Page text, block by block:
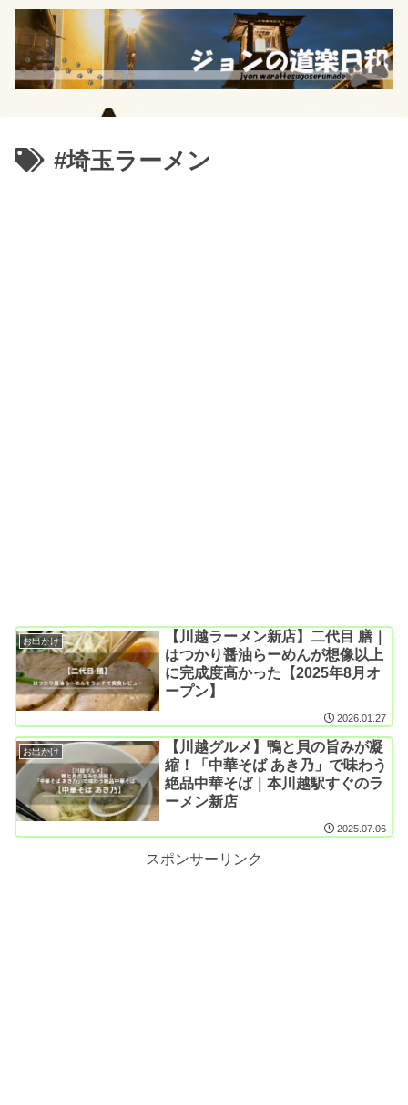
#埼玉ラーメン
お出かけ
【川越ラーメン新店】二代目 膳｜
はつかり醤油らーめんが想像以上
に完成度高かった【2025年8月オ
ープン】
2026.01.27
お出かけ
【川越グルメ】鴨と貝の旨みが凝
縮！「中華そば あき乃」で味わう
絶品中華そば｜本川越駅すぐのラ
ーメン新店
2025.07.06
スポンサーリンク